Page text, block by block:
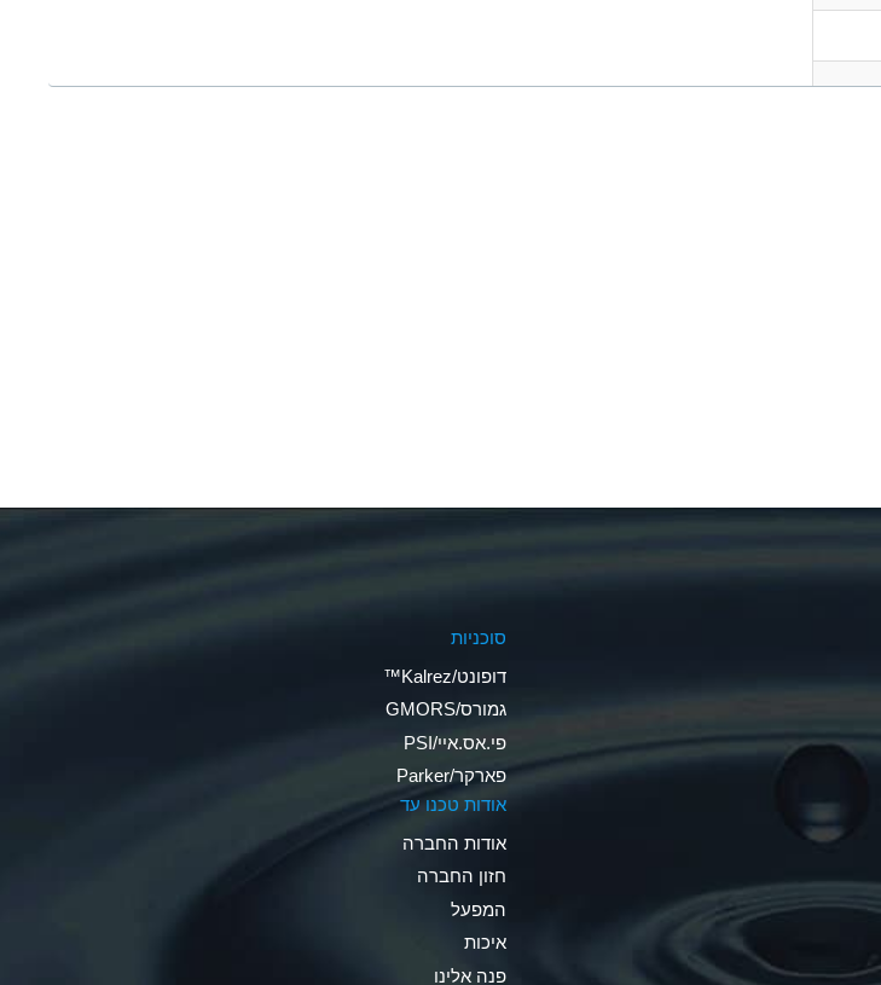
סוכניות
דופונט/Kalrez™
גמורס/GMORS
פי.אס.איי/PSI
פארקר/Parker
אודות טכנו עד
אודות החברה
חזון החברה
המפעל
איכות
פנה אלינו